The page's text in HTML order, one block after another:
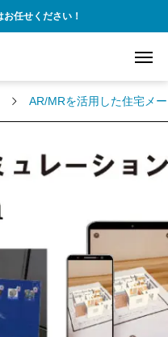
任せください！
AR/MRを活用した住宅メ